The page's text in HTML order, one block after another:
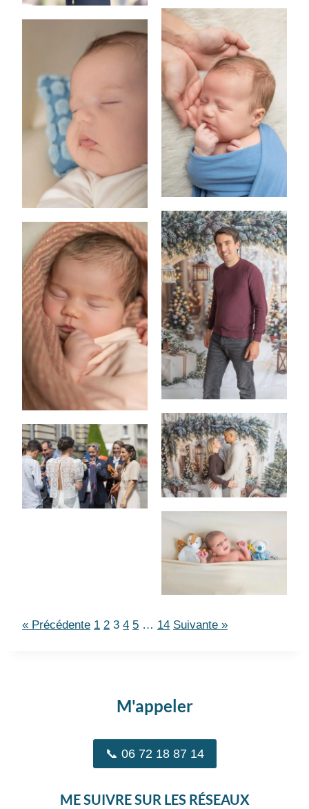
« Précédente 1 2 3 4 5 … 14 Suivante »
M'appeler
📞 06 72 18 87 14
ME SUIVRE SUR LES RÉSEAUX